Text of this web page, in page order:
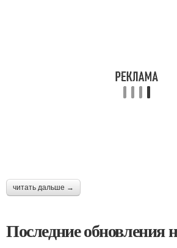
читать дальше →
Последние обновления